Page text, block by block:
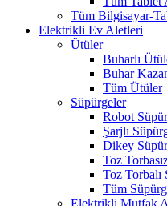
Tüm Bilgisayar-
Elektrikli Ev Aletleri
Ütüler
Buharlı
Buhar
Tüm Ütüler
Süpürgeler
Robot
Şarjlı
Dikey
Toz
Toz Torbalı
Tüm
Elektrikli Mutfak